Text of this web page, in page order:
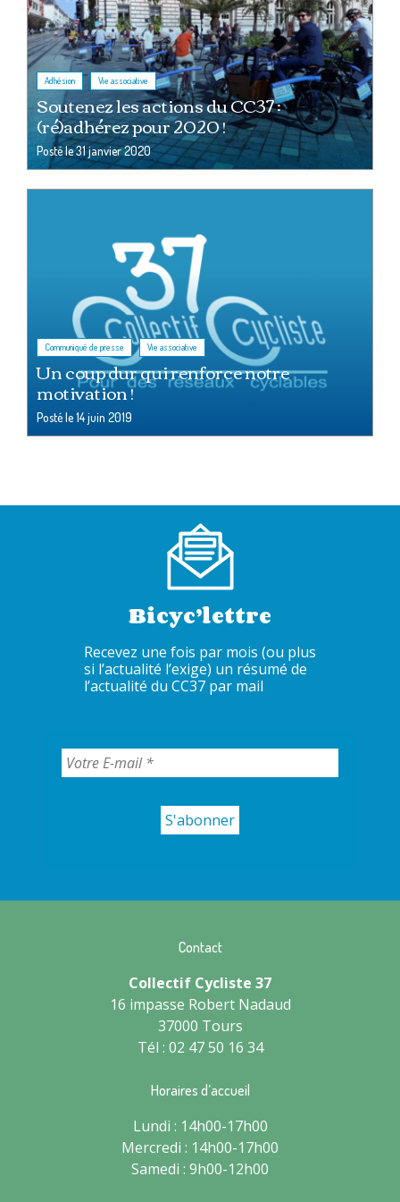
Adhésion , Vie associative
Soutenez les actions du CC37 :
(ré)adhérez pour 2020 !
Posté le31 janvier 2020
Communiqué de presse , Vie associative
Un coup dur qui renforce notre
motivation !
Posté le14 juin 2019
Bicyc’lettre
Recevez une fois par mois (ou plus
si l’actualité l’exige) un résumé de
l’actualité du CC37 par mail
Contact
Collectif Cycliste 37
16 impasse Robert Nadaud
37000 Tours
Tél : 02 47 50 16 34
Horaires d’accueil
Lundi : 14h00-17h00
Mercredi : 14h00-17h00
Samedi : 9h00-12h00